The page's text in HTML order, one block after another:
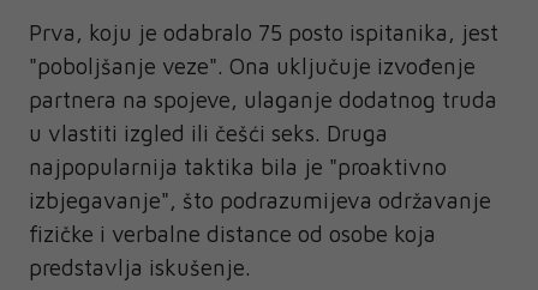
Prva, koju je odabralo 75 posto ispitanika, jest
"poboljšanje veze". Ona uključuje izvođenje
partnera na spojeve, ulaganje dodatnog truda
u vlastiti izgled ili češći seks. Druga
najpopularnija taktika bila je "proaktivno
izbjegavanje", što podrazumijeva održavanje
fizičke i verbalne distance od osobe koja
predstavlja iskušenje.